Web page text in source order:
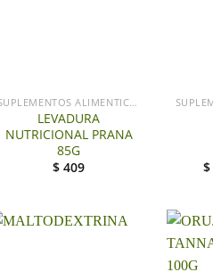
SUPLEMENTOS ALIMENTICIOS
LEVADURA
NUTRICIONAL PRANA
85G
$ 409 $